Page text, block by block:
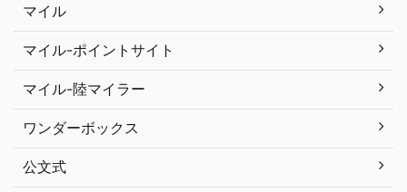
マイル
マイル-ポイントサイト
マイル-陸マイラー
ワンダーボックス
公文式